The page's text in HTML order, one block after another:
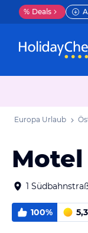
% Deals
Europa Urlaub
1
100% 5,3